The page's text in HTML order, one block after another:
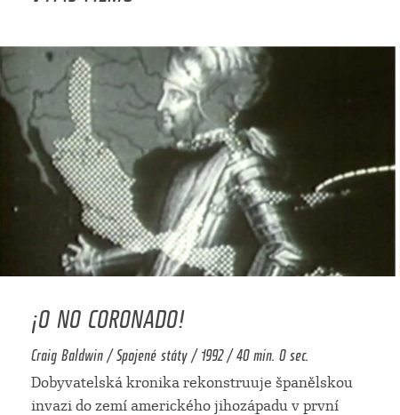
¡O NO CORONADO!
Craig Baldwin / Spojené státy / 1992 / 40 min. 0 sec.
Dobyvatelská kronika rekonstruuje španělskou
invazi do zemí amerického jihozápadu v první